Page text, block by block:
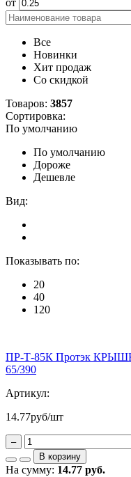
от
Все
Новинки
Хит продаж
Со скидкой
Товаров: 3857
Сортировка:
По умолчанию
По умолчанию
Дороже
Дешевле
Вид:
Показывать по:
20
40
120
ПР-Т-85К Протэк
65/390
Артикул:
14.77руб/шт
–
В корзину
На сумму: 14.77 руб.